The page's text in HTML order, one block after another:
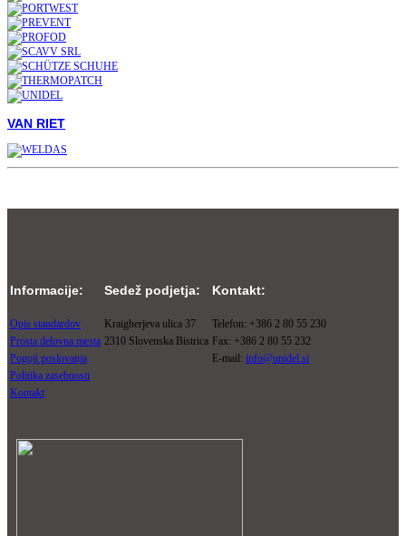
VAN RIET
Informacije: Sedež podjetja: Kontakt:
Opis standardov Kraigherjeva ulica 37
Telefon: +386 2 80 55 230
Prosta delovna mesta 2310 Slovenska Bistrica Fax: +386 2 80 55 232
Pogoji poslovanja
E-mail: info@unidel.si
Politika zasebnosti
Kontakt